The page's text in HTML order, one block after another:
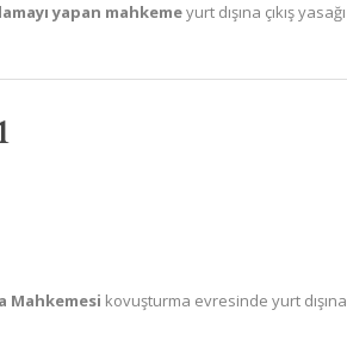
yapan mahkemeyurt dışına çıkış yasağı
Mahkemesi kovuşturma evresinde yurt dışına